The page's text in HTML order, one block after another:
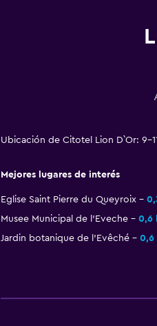
Ubicación de Citotel Lion D`Or: 9-
Mejores lugares de interés
Eglise Saint Pierre du Queyroix
Musee Municipal de l'Eveche
0,6
Jardin botanique de l'Evêché
0,6